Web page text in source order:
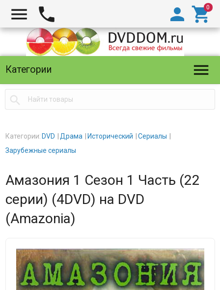
  

Категории 

Категории: DVD Драма Исторический
Сериалы
Зарубежные сериалы
Амазония 1 Сезон 1 Часть (22
серии) (4DVD) на DVD
(Amazonia)